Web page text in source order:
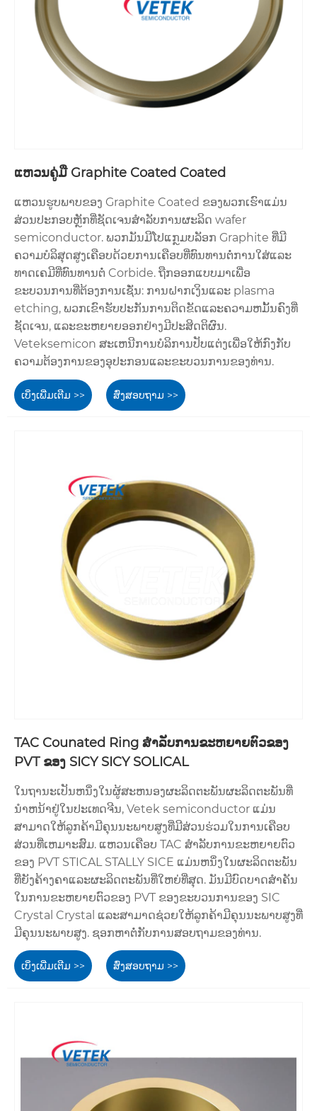
ແຫວນຄູ່ມື Graphite Coated Coated
ແຫວນຮູບພາບຂອງ Graphite Coated ຂອງພວກເຮົາແມ່ນ
ສ່ວນປະກອບຫຼັກທີ່ຊັດເຈນສໍາລັບການຜະລິດ wafer
semiconductor. ພວກມັນມີໂປແກຼມບລັອກ Graphite ທີ່ມີ
ຄວາມບໍລິສຸດສູງເຄືອບດ້ວຍການເຄືອບທີ່ທົນທານຕໍ່ການໃສ່ແລະ
ທາດເຄມີທີ່ທົນທານຕໍ່ Corbide. ຖືກອອກແບບມາເພື່ອ
ຂະບວນການທີ່ຕ້ອງການເຊັ່ນ: ການຝາກເງິນແລະ plasma
etching, ພວກເຂົາຮັບປະກັນການຕິດຂັດແລະຄວາມຫມັ້ນຄົງທີ່
ຊັດເຈນ, ແລະຂະຫຍາຍອອກຢ່າງມີປະສິດຕິຜົນ.
Veteksemicon ສະເຫນີການບໍລິການປັບແຕ່ງເພື່ອໃຫ້ກົງກັບ
ຄວາມຕ້ອງການຂອງອຸປະກອນແລະຂະບວນການຂອງທ່ານ.
ເບິ່ງເພີ່ມເຕີມ >> ສົ່ງສອບຖາມ >>
TAC Counated Ring ສໍາລັບການຂະຫຍາຍຕົວຂອງ
PVT ຂອງ SICY SICY SOLICAL
ໃນຖານະເປັນຫນຶ່ງໃນຜູ້ສະຫນອງຜະລິດຕະພັນຜະລິດຕະພັນທີ່
ນໍາຫນ້າຢູ່ໃນປະເທດຈີນ, Vetek semiconductor ແມ່ນ
ສາມາດໃຫ້ລູກຄ້າມີຄຸນນະພາບສູງທີ່ມີສ່ວນຮ່ວມໃນການເຄືອບ
ສ່ວນທີ່ເຫມາະສົມ. ແຫວນເຄືອບ TAC ສໍາລັບການຂະຫຍາຍຕົວ
ຂອງ PVT STICAL STALLY SICE ແມ່ນຫນຶ່ງໃນຜະລິດຕະພັນ
ທີ່ຍັງຄ້າງຄາແລະຜະລິດຕະພັນທີ່ໃຫຍ່ທີ່ສຸດ. ມັນມີບົດບາດສໍາຄັນ
ໃນການຂະຫຍາຍຕົວຂອງ PVT ຂອງຂະບວນການຂອງ SIC
Crystal Crystal ແລະສາມາດຊ່ວຍໃຫ້ລູກຄ້າມີຄຸນນະພາບສູງທີ່
ມີຄຸນນະພາບສູງ. ຊອກຫາຕໍ່ກັບການສອບຖາມຂອງທ່ານ.
ເບິ່ງເພີ່ມເຕີມ >> ສົ່ງສອບຖາມ >>